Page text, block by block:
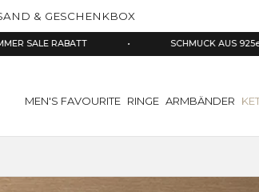
& GESCHENKBOX
SALE RABATT SCHMUCK AUS 925er
MEN'S FAVOURITE RINGE ARMBÄNDER